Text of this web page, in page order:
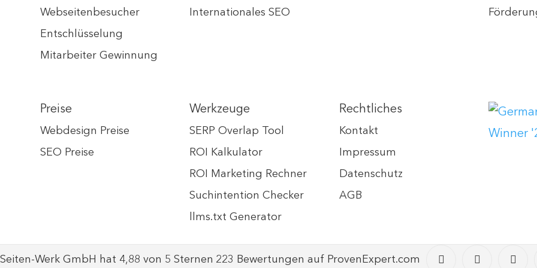
Webseitenbesucher
Entschlüsselung
Mitarbeiter Gewinnung
Internationales SEO
Preise
Webdesign Preise
SEO Preise
Werkzeuge
SERP Overlap Tool
ROI Kalkulator
ROI Marketing Rechner
Suchintention Checker
llms.txt Generator
Rechtliches
Kontakt
Impressum
Datenschutz
AGB
Seiten-Werk GmbH hat 4,88 von 5 Sternen 223 Bewertungen auf ProvenExpert.com